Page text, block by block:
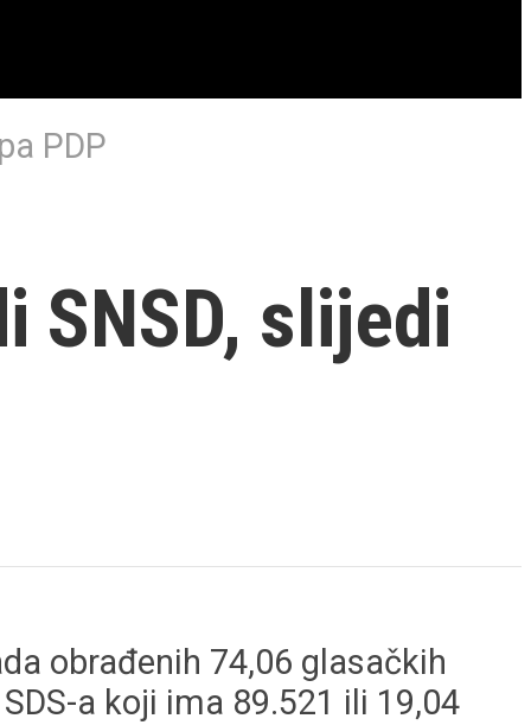
PDP
SNSD, slijedi
obrađenih 74,06 glasačkih
a koji ima 89.521 ili 19,04